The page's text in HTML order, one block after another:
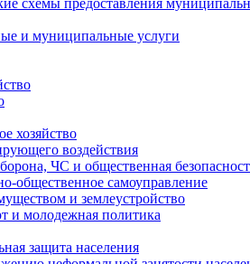
схемы предоставления
и муниципальные услуги
хозяйство
воздействия
ЧС и общественная
общественное самоуправление
и землеустройство
и молодежная политика
защита населения